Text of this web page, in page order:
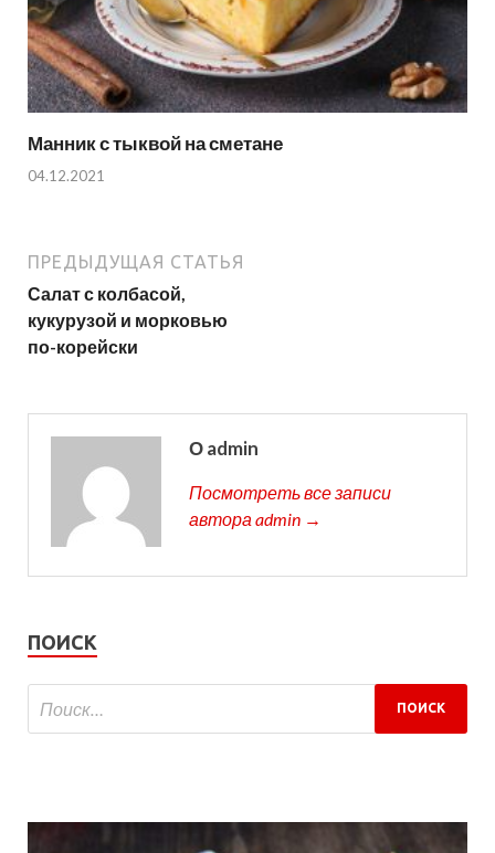
Манник с тыквой на сметане
04.12.2021
ПРЕДЫДУЩАЯ СТАТЬЯ
Салат с колбасой,
кукурузой и морковью
по-корейски
О admin
Посмотреть все записи
автора admin →
ПОИСК